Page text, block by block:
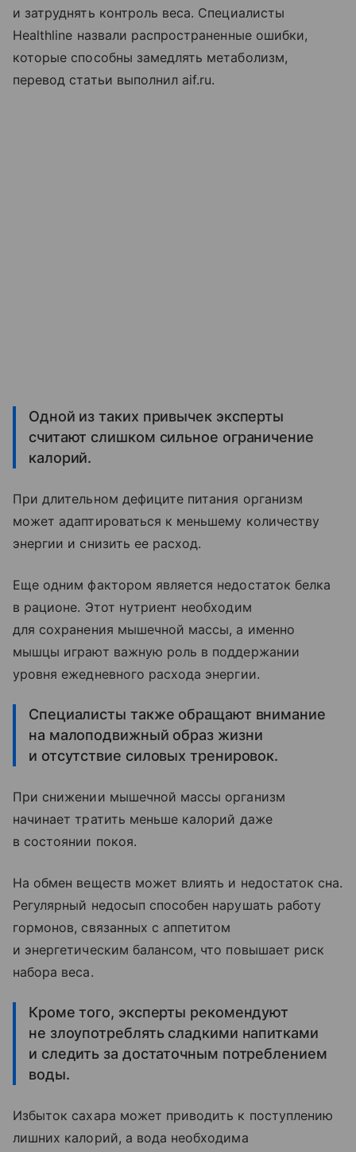
и затруднять контроль веса. Специалисты
Healthline назвали распространенные ошибки,
которые способны замедлять метаболизм,
перевод статьи выполнил aif.ru.
Одной из таких привычек эксперты
считают слишком сильное ограничение
калорий.
При длительном дефиците питания организм
может адаптироваться к меньшему количеству
энергии и снизить ее расход.
Еще одним фактором является недостаток белка
в рационе. Этот нутриент необходим
для сохранения мышечной массы, а именно
мышцы играют важную роль в поддержании
уровня ежедневного расхода энергии.
Специалисты также обращают внимание
на малоподвижный образ жизни
и отсутствие силовых тренировок.
При снижении мышечной массы организм
начинает тратить меньше калорий даже
в состоянии покоя.
На обмен веществ может влиять и недостаток сна.
Регулярный недосып способен нарушать работу
гормонов, связанных с аппетитом
и энергетическим балансом, что повышает риск
набора веса.
Кроме того, эксперты рекомендуют
не злоупотреблять сладкими напитками
и следить за достаточным потреблением
воды.
Избыток сахара может приводить к поступлению
лишних калорий, а вода необходима